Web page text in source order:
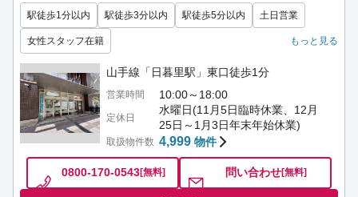
駅徒歩1分以内 駅徒歩3分以内 駅徒歩5分以内 土日営業
女性スタッフ在籍 もっと見る
山手線「日暮里駅」東口徒歩1分
営業時間 10:00～18:00
定休日
水曜日(11月5日臨時休業、12月
25日～1月3日年末年始休業)
取扱物件数 4,999 物件
0800-170-0543[無料] 問い合わせ[無料]